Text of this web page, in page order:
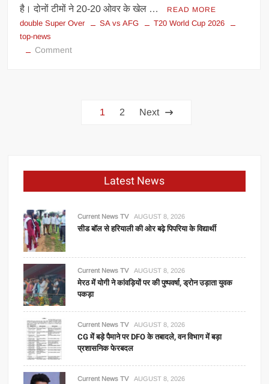
है। दोनों टीमों ने 20-20 ओवर के खेल … READ MORE
double Super Over SA vs AFG
T20 World Cup 2026
top-news
Commenton
5
बना
सका
साउथ
अफ्रीका
जीता
1 2 Next
Latest News
Current News TV AUGUST 8, 2026
सीड बॉल से हरियाली की ओर बढ़े पिपरिया के विद्यार्थी
Current News TV AUGUST 8, 2026
मेरठ में योगी ने कांवड़ियों पर की पुष्पवर्षा, ड्रोन उड़ाता युवक
पकड़ा
Current News TV AUGUST 8, 2026
CG में बड़े पैमाने पर DFO के तबादले, वन विभाग में बड़ा
प्रशासनिक फेरबदल
Current News TV AUGUST 8, 2026